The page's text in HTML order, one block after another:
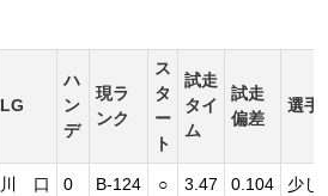
LG
ハ
ン
デ
現ラ
ンク
ス
タ
ー
ト
試走
タイ
ム
試走
偏差
選手
川 口 0 B-124 ○ 3.47 0.104 少し